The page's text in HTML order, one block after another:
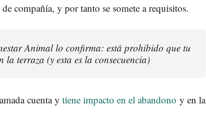
compañía, y por tanto se somete a requisitos.
Animal lo confirma: está prohibido que tu
la terraza (y esta es la consecuencia)
cuenta y tiene impacto en el abandono y en la